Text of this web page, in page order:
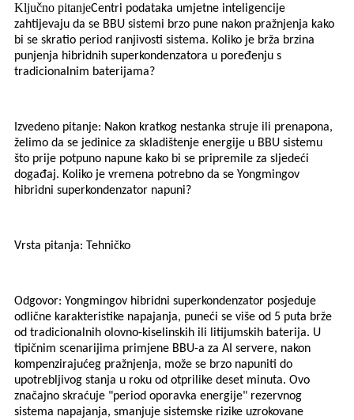
Ključno pitanjeCentri podataka umjetne inteligencije
zahtijevaju da se BBU sistemi brzo pune nakon pražnjenja kako
bi se skratio period ranjivosti sistema. Koliko je brža brzina
punjenja hibridnih superkondenzatora u poređenju s
tradicionalnim baterijama?
Izvedeno pitanje: Nakon kratkog nestanka struje ili prenapona,
želimo da se jedinice za skladištenje energije u BBU sistemu
što prije potpuno napune kako bi se pripremile za sljedeći
događaj. Koliko je vremena potrebno da se Yongmingov
hibridni superkondenzator napuni?
Vrsta pitanja: Tehničko
Odgovor: Yongmingov hibridni superkondenzator posjeduje
odlične karakteristike napajanja, puneći se više od 5 puta brže
od tradicionalnih olovno-kiselinskih ili litijumskih baterija. U
tipičnim scenarijima primjene BBU-a za AI servere, nakon
kompenzirajućeg pražnjenja, može se brzo napuniti do
upotrebljivog stanja u roku od otprilike deset minuta. Ovo
značajno skraćuje "period oporavka energije" rezervnog
sistema napajanja, smanjuje sistemske rizike uzrokovane